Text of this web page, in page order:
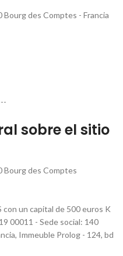
des Comptes - Francia
sobre el sitio
Bourg des Comptes
un capital de 500 euros K
00011 - Sede social: 140
Immeuble Prolog - 124, bd